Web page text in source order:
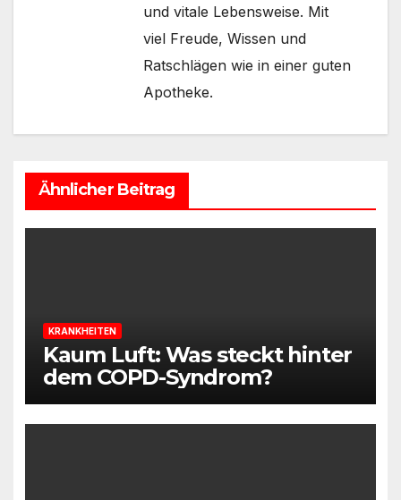
und vitale Lebensweise. Mit
viel Freude, Wissen und
Ratschlägen wie in einer guten
Apotheke.
Ähnlicher Beitrag
KRANKHEITEN
Kaum Luft: Was steckt hinter
dem COPD-Syndrom?